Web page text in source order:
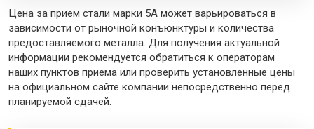
Цена за прием стали марки 5A может варьироваться в
зависимости от рыночной конъюнктуры и количества
предоставляемого металла. Для получения актуальной
информации рекомендуется обратиться к операторам
наших пунктов приема или проверить установленные цены
на официальном сайте компании непосредственно перед
планируемой сдачей.